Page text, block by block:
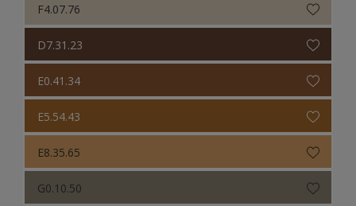
F4.07.76
D7.31.23
E0.41.34
E5.54.43
E8.35.65
G0.10.50